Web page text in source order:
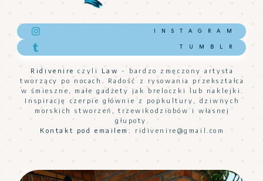
INSTAGRAM
TUMBLR
Ridivenire czyli Law
- bardzo zmęczony artysta
tworzący po nocach. Radość z rysowania przekształca
w śmieszne, małe gadżety jak breloczki lub naklejki.
Inspirację czerpie głównie z popkultury, dziwnych
morskich stworzeń, trzewikodziobów i własnej
głupoty.
Kontakt pod emailem:
ridivenire@gmail.com